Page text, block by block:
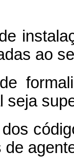
ao
seja